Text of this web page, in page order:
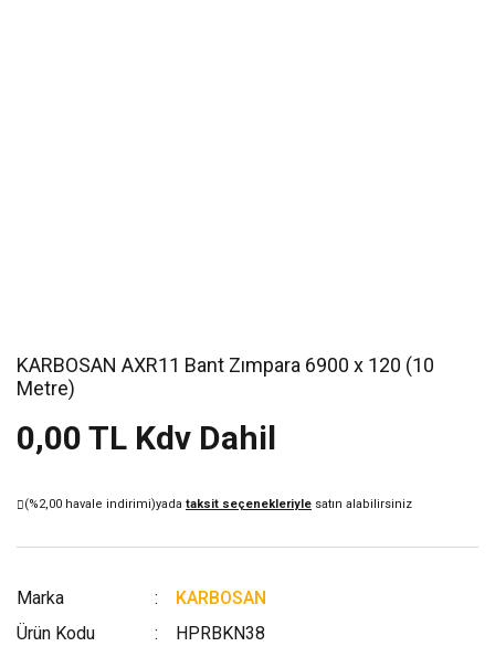
KARBOSAN AXR11 Bant Zımpara 6900 x 120 (10
Metre)
0,00 TL Kdv Dahil
(%2,00 havale indirimi)yada taksit seçenekleriyle satın alabilirsiniz
Marka
KARBOSAN
Ürün Kodu
HPRBKN38